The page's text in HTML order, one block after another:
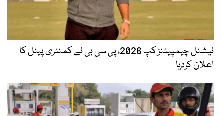
نیشنل چیمپیئنز کپ 2026، پی سی بی نے کمنٹری پینل کا
اعلان کردیا